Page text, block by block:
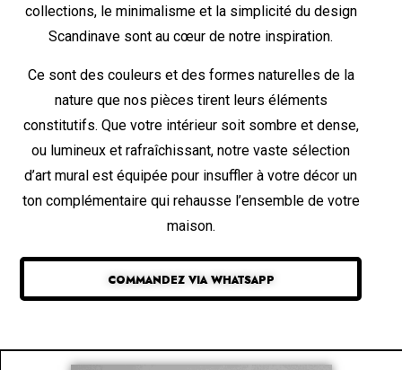
collections, le minimalisme et la simplicité du design
Scandinave sont au cœur de notre inspiration.
Ce sont des couleurs et des formes naturelles de la
nature que nos pièces tirent leurs éléments
constitutifs. Que votre intérieur soit sombre et dense,
ou lumineux et rafraîchissant, notre vaste sélection
d’art mural est équipée pour insuffler à votre décor un
ton complémentaire qui rehausse l’ensemble de votre
maison.
COMMANDEZ VIA WHATSAPP